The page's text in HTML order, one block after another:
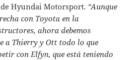
Hyundai Motorsport. “Aunque
con Toyota en la
ahora debemos
a Thierry y Ott todo lo que
con Elfyn, que está teniendo